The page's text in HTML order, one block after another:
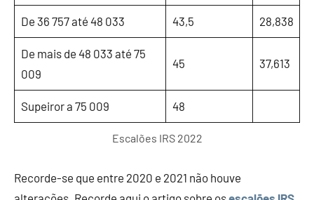
De 36 757 até 48 033 43,5 28,838
De mais de 48 033 até 75
009
45 37,613
Supeiror a 75 009 48
Escalões IRS 2022
Recorde-se que entre 2020 e 2021 não houve